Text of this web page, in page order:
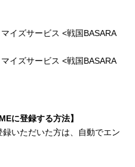
イズサービス <戦国BASARA
イズサービス <戦国BASARA
に登録する方法】
いただいた方は、自動でエン